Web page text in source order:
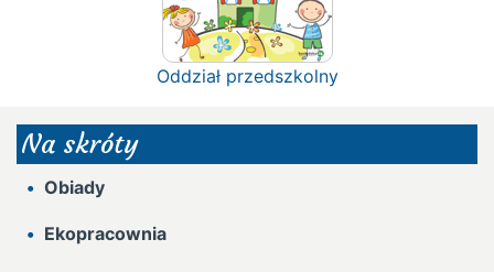
Oddział przedszkolny
Na skróty
Obiady
Ekopracownia